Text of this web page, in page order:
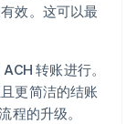
效。这可以最
转账进行。
更简洁的结账
程的升级。